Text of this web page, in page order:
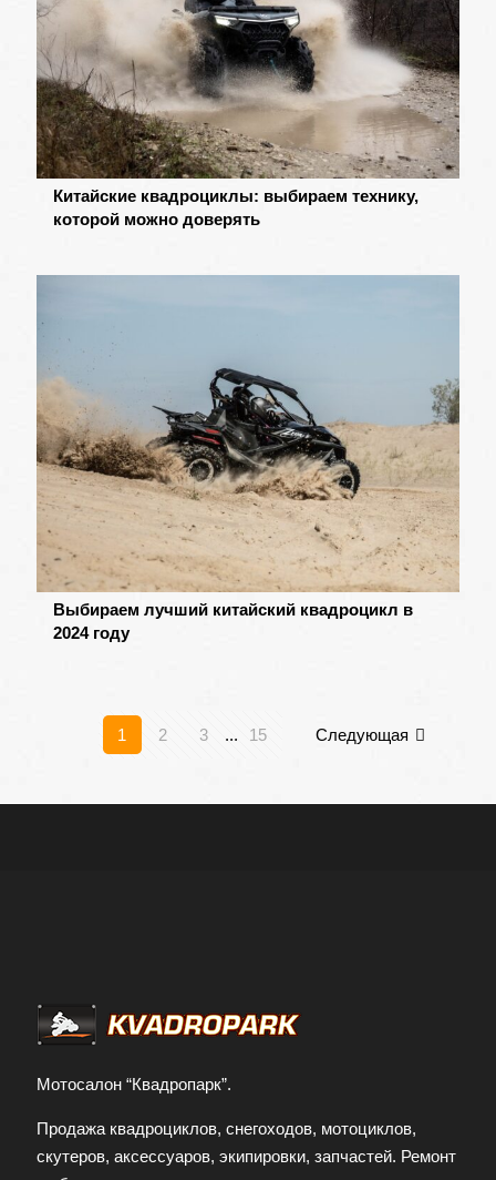
Китайские квадроциклы: выбираем технику,
которой можно доверять
Выбираем лучший китайский квадроцикл в
2024 году
1 2 3 ... 15 Следующая
Мотосалон “Квадропарк”.
Продажа квадроциклов, снегоходов, мотоциклов,
скутеров, аксессуаров, экипировки, запчастей. Ремонт